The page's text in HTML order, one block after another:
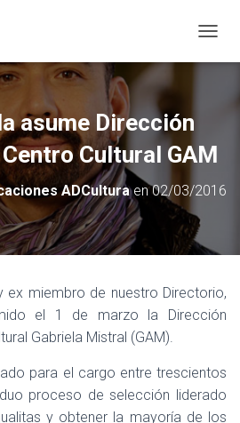
A
R
M
D
E
V
E
C
Ó
N
asume Dirección
Cultural GAM
ADCulturaen02/03/2016
ex miembro de nuestro Directorio,
el 1 de marzo la Dirección
Gabriela Mistral (GAM).
para el cargo entre trescientos
proceso de selección liderado
y obtener la mayoría de los